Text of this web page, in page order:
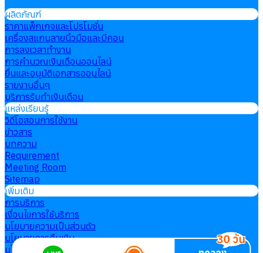
ผลิตภัณฑ์
ราคาแพ็กเกจและโปรโมชั่น
เครื่องสแกนลายนิ้วมือและบีคอน
การลงเวลาทำงาน
การคำนวณเงินเดือนออนไลน์
ยื่นและอนุมัติเอกสารออนไลน์
รายงานอื่นๆ
บริการรับทำเงินเดือน
แหล่งเรียนรู้
วิดีโอสอนการใช้งาน
ข่าวสาร
บทความ
Requirement
Meeting Room
Sitemap
เพิ่มเติม
การบริการ
เงื่อนไขการใช้บริการ
นโยบายความเป็นส่วนตัว
นโยบายการคืนเงิน
นโยบายการใช้คุกกี้